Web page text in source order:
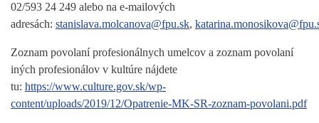
02/593 24 249 alebo na e-mailových
adresách: stanislava.molcanova@fpu.sk,
Zoznam povolaní profesionálnych umelcov a zoznam povolaní
iných profesionálov v kultúre nájdete
tu: https://www.culture.gov.sk/wp-
content/uploads/2019/12/Opatrenie-MK-SR-zoznam-povolani.pdf